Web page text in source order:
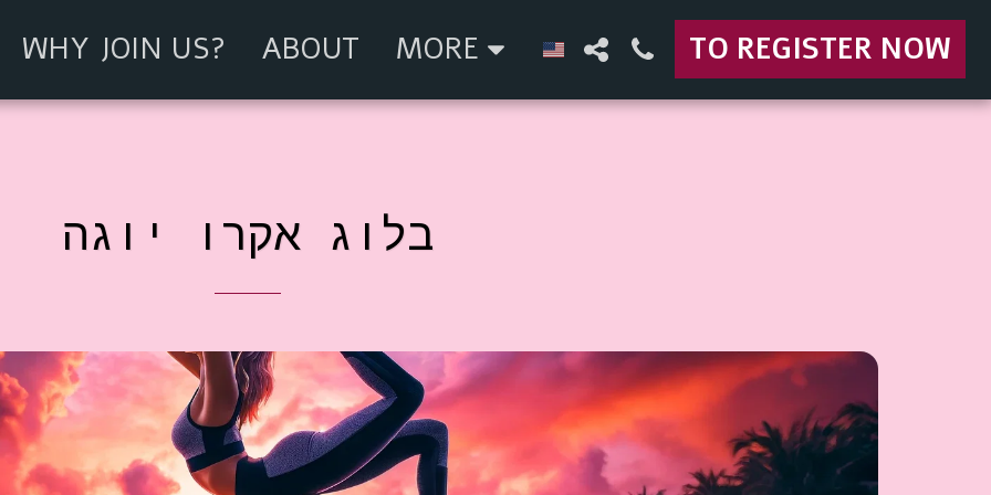
WHY JOIN US? ABOUT MORE TO REGISTER NOW
בלוג אקרו יוגה